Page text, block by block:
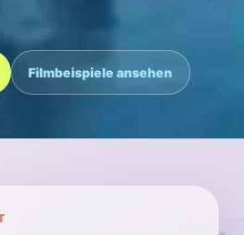
Filmbeispiele ansehen